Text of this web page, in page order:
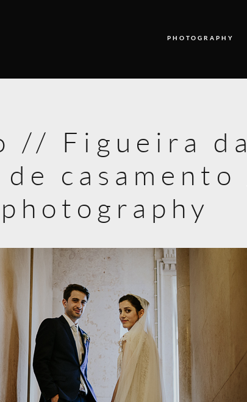
BLOG
PHOTOGRAPHY
// Figueira
casamento
photography